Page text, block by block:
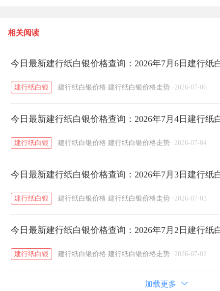
相关阅读
今日最新建行纸白银价格查询：2026年7月6日建行纸
建行纸白银 建行纸白银价格 建行纸白银价格走势 · 2026-07-06
今日最新建行纸白银价格查询：2026年7月4日建行纸
建行纸白银 建行纸白银价格 建行纸白银价格走势 · 2026-07-04
今日最新建行纸白银价格查询：2026年7月3日建行纸
建行纸白银 建行纸白银价格 建行纸白银价格走势 · 2026-07-03
今日最新建行纸白银价格查询：2026年7月2日建行纸
建行纸白银 建行纸白银价格 建行纸白银价格走势 · 2026-07-02
加载更多